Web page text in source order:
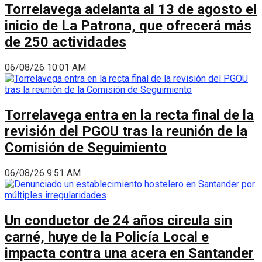
Torrelavega adelanta al 13 de agosto el
inicio de La Patrona, que ofrecerá más
de 250 actividades
06/08/26 10:01 AM
Torrelavega entra en la recta final de la
revisión del PGOU tras la reunión de la
Comisión de Seguimiento
06/08/26 9:51 AM
Un conductor de 24 años circula sin
carné, huye de la Policía Local e
impacta contra una acera en Santander